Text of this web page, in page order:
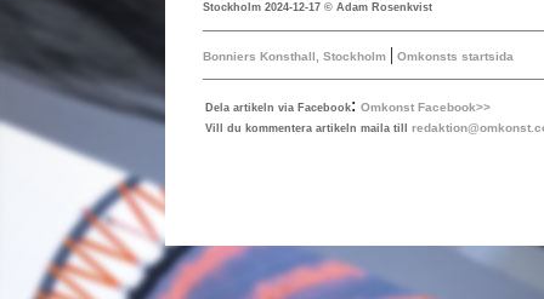
Stockholm 2024-12-17 © Adam Rosenkvist
Bonniers Konsthall, Stockholm | Omkonsts startsida
Dela artikeln via Facebook: Omkonst Facebook>>
Vill du kommentera artikeln maila till